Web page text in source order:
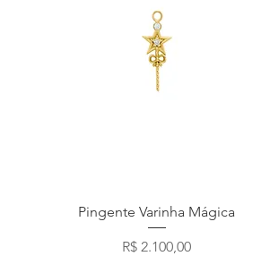
Visualização rápida
Pingente Varinha Mágica
Preço
R$ 2.100,00